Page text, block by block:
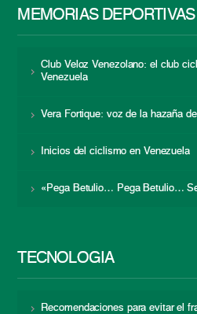
MEMORIAS DEPORTIVAS
Club Veloz Venezolano: el club
Venezuela
Vera Fortique: voz de la hazaña
Inicios del ciclismo en Venezuela
«Pega Betulio… Pega Betulio…
TECNOLOGÍA
Recomendaciones para evitar el